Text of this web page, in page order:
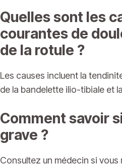
Quelles sont les
courantes de
de la rotule ?
Les causes incluent la
de la bandelette ilio-tibiale et
Comment savoir
grave ?
Consultez un médecin si